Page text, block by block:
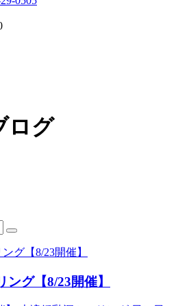
ログ
グ【8/23開催】